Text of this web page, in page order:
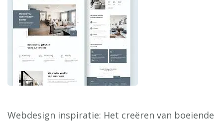
Webdesign inspiratie: Het creëren van boeiende